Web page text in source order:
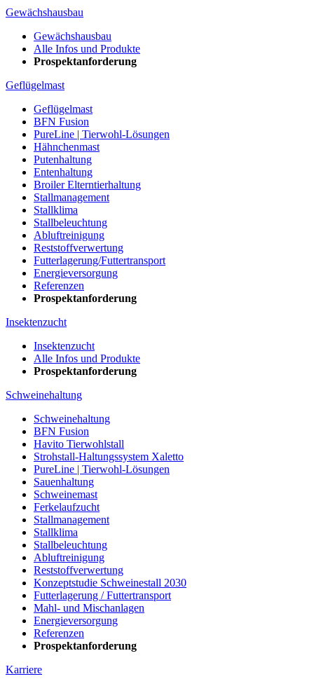
Gewächshausbau
Gewächshausbau
Alle Infos und Produkte
Prospektanforderung
Geflügelmast
Geflügelmast
BFN Fusion
PureLine | Tierwohl-Lösungen
Hähnchenmast
Putenhaltung
Entenhaltung
Broiler Elterntierhaltung
Stallmanagement
Stallklima
Stallbeleuchtung
Abluftreinigung
Reststoffverwertung
Futterlagerung/Futtertransport
Energieversorgung
Referenzen
Prospektanforderung
Insektenzucht
Insektenzucht
Alle Infos und Produkte
Prospektanforderung
Schweinehaltung
Schweinehaltung
BFN Fusion
Havito Tierwohlstall
Strohstall-Haltungssystem Xaletto
PureLine | Tierwohl-Lösungen
Sauenhaltung
Schweinemast
Ferkelaufzucht
Stallmanagement
Stallklima
Stallbeleuchtung
Abluftreinigung
Reststoffverwertung
Konzeptstudie Schweinestall 2030
Futterlagerung / Futtertransport
Mahl- und Mischanlagen
Energieversorgung
Referenzen
Prospektanforderung
Karriere